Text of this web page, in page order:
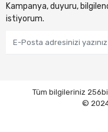
Kampanya, duyuru,
istiyorum.
Tüm bilgileriniz
© 2024